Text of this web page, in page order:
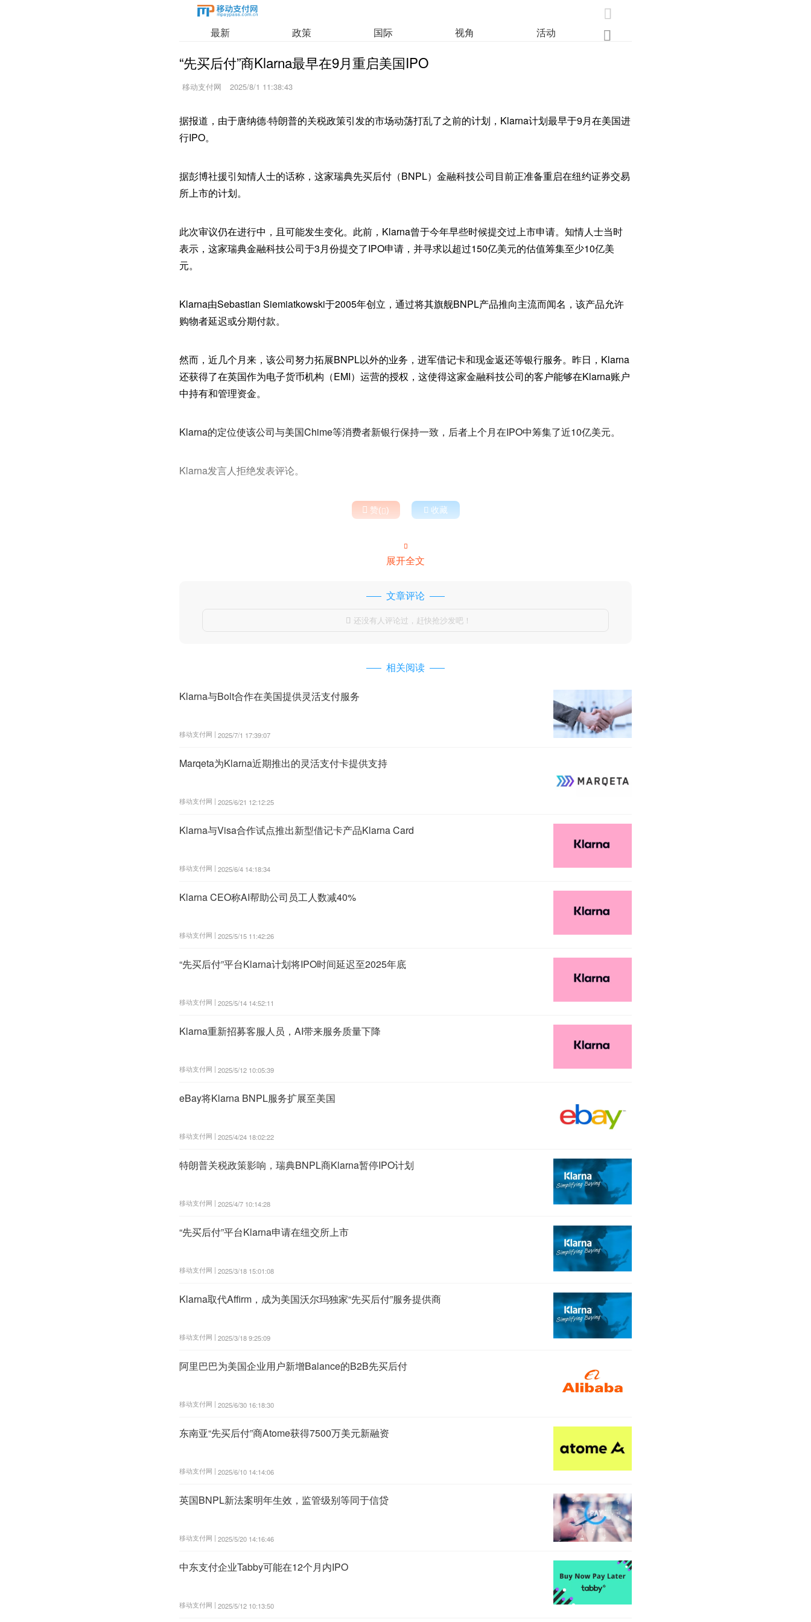

最新 政策 国际 视角 活动 
“先买后付”商Klarna最早在9月重启美国IPO
移动支付网 2025/8/1 11:38:43
据报道，由于唐纳德·特朗普的关税政策引发的市场动荡打乱了之前的计划，Klarna计划最早于9月在美国进
行IPO。
据彭博社援引知情人士的话称，这家瑞典先买后付（BNPL）金融科技公司目前正准备重启在纽约证券交易
所上市的计划。
此次审议仍在进行中，且可能发生变化。此前，Klarna曾于今年早些时候提交过上市申请。知情人士当时
表示，这家瑞典金融科技公司于3月份提交了IPO申请，并寻求以超过150亿美元的估值筹集至少10亿美
元。
Klarna由Sebastian Siemiatkowski于2005年创立，通过将其旗舰BNPL产品推向主流而闻名，该产品允许
购物者延迟或分期付款。
然而，近几个月来，该公司努力拓展BNPL以外的业务，进军借记卡和现金返还等银行服务。昨日，Klarna
还获得了在英国作为电子货币机构（EMI）运营的授权，这使得这家金融科技公司的客户能够在Klarna账户
中持有和管理资金。
Klarna的定位使该公司与美国Chime等消费者新银行保持一致，后者上个月在IPO中筹集了近10亿美元。
Klarna发言人拒绝发表评论。
 赞()  收藏

展开全文
文章评论
 还没有人评论过，赶快抢沙发吧！
相关阅读
Klarna与Bolt合作在美国提供灵活支付服务
移动支付网 | 2025/7/1 17:39:07
Marqeta为Klarna近期推出的灵活支付卡提供支持
移动支付网 | 2025/6/21 12:12:25
Klarna与Visa合作试点推出新型借记卡产品Klarna Card
移动支付网 | 2025/6/4 14:18:34
Klarna CEO称AI帮助公司员工人数减40%
移动支付网 | 2025/5/15 11:42:26
“先买后付”平台Klarna计划将IPO时间延迟至2025年底
移动支付网 | 2025/5/14 14:52:11
Klarna重新招募客服人员，AI带来服务质量下降
移动支付网 | 2025/5/12 10:05:39
eBay将Klarna BNPL服务扩展至美国
移动支付网 | 2025/4/24 18:02:22
特朗普关税政策影响，瑞典BNPL商Klarna暂停IPO计划
移动支付网 | 2025/4/7 10:14:28
“先买后付”平台Klarna申请在纽交所上市
移动支付网 | 2025/3/18 15:01:08
Klarna取代Affirm，成为美国沃尔玛独家“先买后付”服务提供商
移动支付网 | 2025/3/18 9:25:09
阿里巴巴为美国企业用户新增Balance的B2B先买后付
移动支付网 | 2025/6/30 16:18:30
东南亚“先买后付”商Atome获得7500万美元新融资
移动支付网 | 2025/6/10 14:14:06
英国BNPL新法案明年生效，监管级别等同于信贷
移动支付网 | 2025/5/20 14:16:46
中东支付企业Tabby可能在12个月内IPO
移动支付网 | 2025/5/12 10:13:50